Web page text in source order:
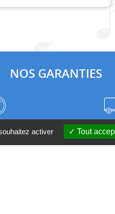
NOS GARANTIES
Frais de
activer Tout